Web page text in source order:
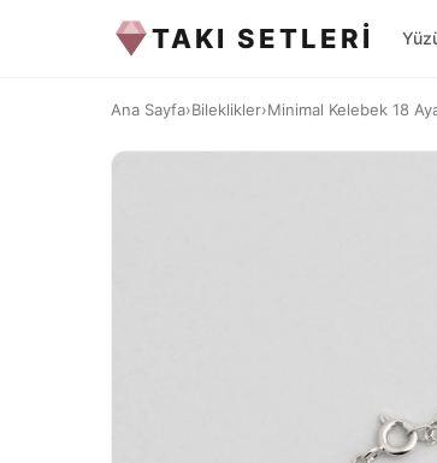
TAKI SETLERİ
Ana Sayfa›Bileklikler›Minimal Kelebek 18